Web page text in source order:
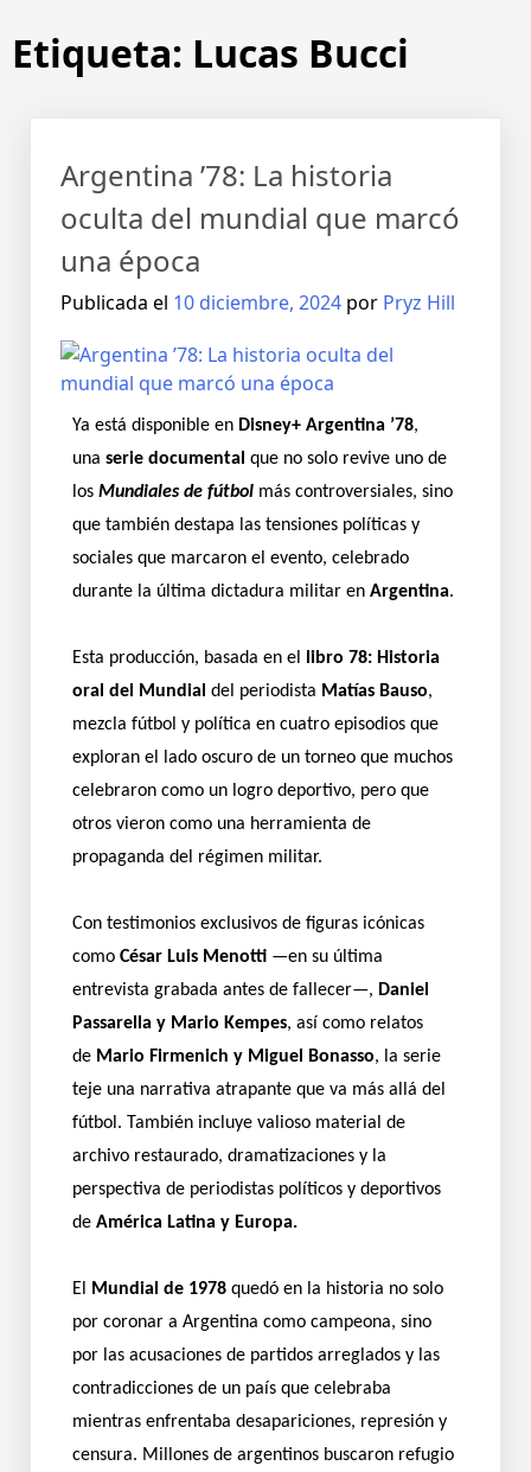
Etiqueta: Lucas Bucci
Argentina ’78: La historia
oculta del mundial que marcó
una época
Publicada el 10 diciembre, 2024 por Pryz Hill
Ya está disponible en Disney+ Argentina ’78,
una serie documental que no solo revive uno de
los Mundiales de fútbol más controversiales, sino
que también destapa las tensiones políticas y
sociales que marcaron el evento, celebrado
durante la última dictadura militar en Argentina.
Esta producción, basada en el libro 78: Historia
oral del Mundial del periodista Matías Bauso,
mezcla fútbol y política en cuatro episodios que
exploran el lado oscuro de un torneo que muchos
celebraron como un logro deportivo, pero que
otros vieron como una herramienta de
propaganda del régimen militar.
Con testimonios exclusivos de figuras icónicas
como César Luis Menotti —en su última
entrevista grabada antes de fallecer—, Daniel
Passarella y Mario Kempes, así como relatos
de Mario Firmenich y Miguel Bonasso, la serie
teje una narrativa atrapante que va más allá del
fútbol. También incluye valioso material de
archivo restaurado, dramatizaciones y la
perspectiva de periodistas políticos y deportivos
de América Latina y Europa.
El Mundial de 1978 quedó en la historia no solo
por coronar a Argentina como campeona, sino
por las acusaciones de partidos arreglados y las
contradicciones de un país que celebraba
mientras enfrentaba desapariciones, represión y
censura. Millones de argentinos buscaron refugio